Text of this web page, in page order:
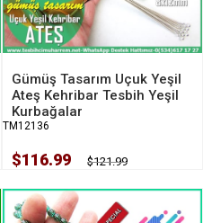
Gümüş Tasarım Uçuk Yeşil
Ateş Kehribar Tesbih Yeşil
Kurbağalar
TM12136
$116.99 $121.99